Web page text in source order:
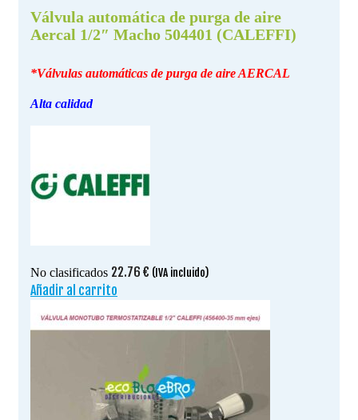
Válvula automática de purga de aire
Aercal 1/2″ Macho 504401 (CALEFFI)
*Válvulas automáticas de purga de aire AERCAL
Alta calidad
No clasificados 22.76 € (IVA incluido)
Añadir al carrito